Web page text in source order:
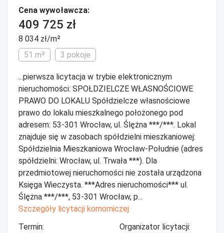
Cena wywoławcza:
409 725 zł
8 034 zł/m²
51 m²
3 pokoje
...pierwsza licytacja w trybie elektronicznym
nieruchomości: SPOŁDZIELCZE WŁASNOŚCIOWE
PRAWO DO LOKALU Spółdzielcze własnościowe
prawo do lokalu mieszkalnego położonego pod
adresem: 53-301 Wrocław, ul. Ślężna ***/***. Lokal
znajduje się w zasobach spółdzielni mieszkaniowej:
Spółdzielnia Mieszkaniowa Wrocław-Południe (adres
spółdzielni: Wrocław, ul. Trwała ***). Dla
przedmiotowej nieruchomości nie została urządzona
Księga Wieczysta. ***Adres nieruchomości*** ul.
Ślężna ***/***, 53-301 Wrocław, p...
Szczegóły licytacji komorniczej
Termin:
Organizator licytacji: